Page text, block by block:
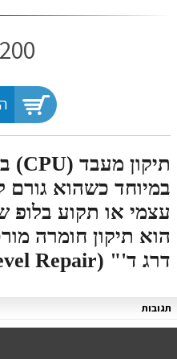
תיקון מעבד (CPU) במכשיר סמסונג
עצמי או תקוע בלופ
הוא תיקון חומרה
דרג ד'" (Chip Level Repair)
תגובות